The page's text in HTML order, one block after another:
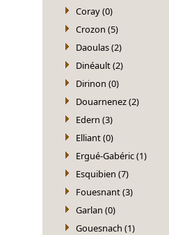
Coray (0)
Crozon (5)
Daoulas (2)
Dinéault (2)
Dirinon (0)
Douarnenez (2)
Edern (3)
Elliant (0)
Ergué-Gabéric (1)
Esquibien (7)
Fouesnant (3)
Garlan (0)
Gouesnach (1)